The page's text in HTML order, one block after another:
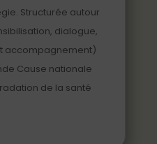
Structurée autour
dialogue,
accompagnement)
Cause nationale
de la santé